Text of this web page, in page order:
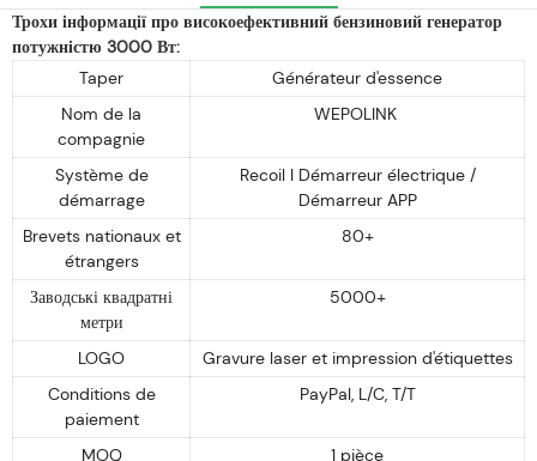
Трохи інформації про високоефективний бензиновий генератор
потужністю 3000 Вт:
Taper
Générateur d'essence
Nom de la
compagnie
WEPOLINK
Système de
démarrage
Recoil I Démarreur électrique /
Démarreur APP
Brevets nationaux et
étrangers
80+
Заводські квадратні
метри
5000+
LOGO
Gravure laser et impression d'étiquettes
Conditions de
paiement
PayPal, L/C, T/T
MOQ
1 pièce